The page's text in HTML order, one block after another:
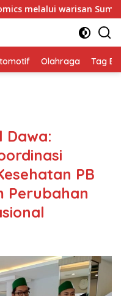
Sumitro dan urgensi
Olahraga Tag
Dawa:
PB
Perubahan